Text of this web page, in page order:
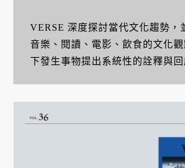
VERSE 深度探討當代文化趨勢，
音樂、閱讀、電影、飲食的文化
下發生事物提出系統性的詮釋與回